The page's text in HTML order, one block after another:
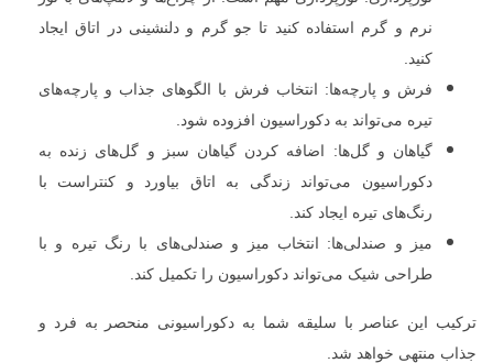
نرم و گرم استفاده کنید تا جو گرم و دلنشینی در اتاق ایجاد
کنید.
فرش و پارچه‌ها: انتخاب فرش با الگوهای جذاب و پارچه‌های
تیره می‌تواند به دکوراسیون افزوده شود.
گیاهان و گل‌ها: اضافه کردن گیاهان سبز و گل‌های زنده به
دکوراسیون می‌تواند زندگی به اتاق بیاورد و کنتراست با
رنگ‌های تیره ایجاد کند.
میز و صندلی‌ها: انتخاب میز و صندلی‌های با رنگ تیره و با
طراحی شیک می‌تواند دکوراسیون را تکمیل کند.
ترکیب این عناصر با سلیقه شما به دکوراسیونی منحصر به فرد و
جذاب منتهی خواهد شد.